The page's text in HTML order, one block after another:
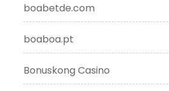
boabetde.com
boaboa.pt
Bonuskong Casino